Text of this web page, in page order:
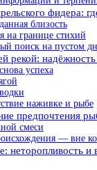
фидера:
близость
на границе стихий
поиск на пустом
рекой:
успеха
наживке и рыбе
предпочтения
смеси
— вне
неторопливость и